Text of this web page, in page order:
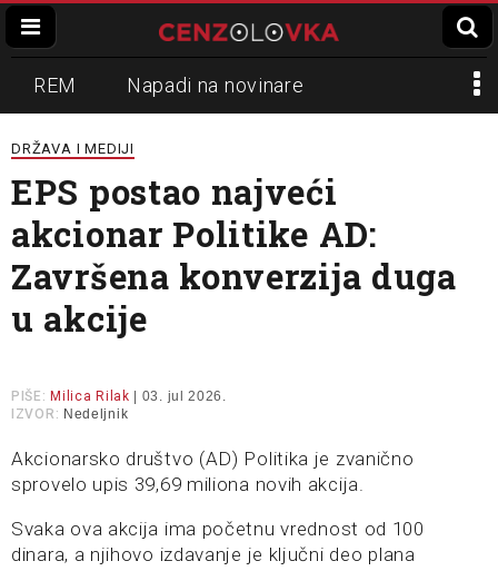
REM Napadi na novinare
Zvučni top
Propaganda Lokalni mediji
Informer Slavko Ćuruvija
DRŽAVA I MEDIJI
EPS postao najveći
akcionar Politike AD:
Završena konverzija duga
u akcije
PIŠE: Milica Rilak | 03. jul 2026.
IZVOR: Nedeljnik
Akcionarsko društvo (AD) Politika je zvanično
sprovelo upis 39,69 miliona novih akcija.
Svaka ova akcija ima početnu vrednost od 100
dinara, a njihovo izdavanje je ključni deo plana